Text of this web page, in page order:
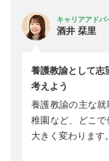
キャリアアドバ
酒井 栞里
養護教諭として志
考えよう
養護教諭の主な
稚園など、どこ
大きく変わります。